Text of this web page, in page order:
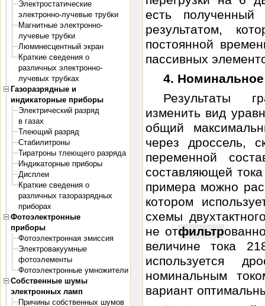
Электростатические
электронно-лучевые трубки
Магнитные электронно-
лучевые трубки
Люминесцентный экран
Краткие сведения о
различных электронно-
лучевых трубках
Газоразрядные и
индикаторные приборы
Электрический разряд
в газах
Тлеющий разряд
Стабилитроны
Тиратроны тлеющего разряда
Индикаторные приборы
Дисплеи
Краткие сведения о
различных газоразрядных
приборах
Фотоэлектронные
приборы
Фотоэлектронная эмиссия
Электровакуумные
фотоэлементы
Фотоэлектронные умножители
Собственные шумы
электронных ламп
Причины собственных шумов
есть полученный
результатом,
постоянной
пассивных
4. Номинальное
Результаты
изменить вид
общий
через дроссель,
переменной
составляющей
примера можно
котором
схемы
не отфильтр
величине тока
используется
номинальным
вариант